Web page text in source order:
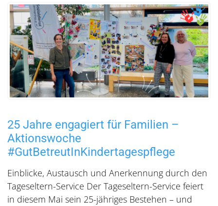
25 Jahre engagiert für Familien –
Aktionswoche
#GutBetreutInKindertagespflege
Einblicke, Austausch und Anerkennung durch den
Tageseltern-Service Der Tageseltern-Service feiert
in diesem Mai sein 25-jähriges Bestehen – und